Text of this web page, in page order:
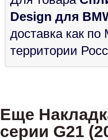
Design для
доставка как
территории
Еще
серии G21